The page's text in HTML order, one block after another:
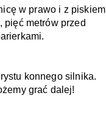
w prawo i z piskiem
pięć metrów przed
konnego silnika.
grać dalej!